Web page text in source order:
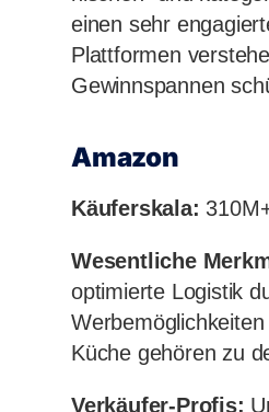
einen sehr
Plattformen
Gewinnspannen
Amazon
Käuferskala:
Wesentliche
optimierte Logistik
Küche gehören zu
Verkäufer-Profis: